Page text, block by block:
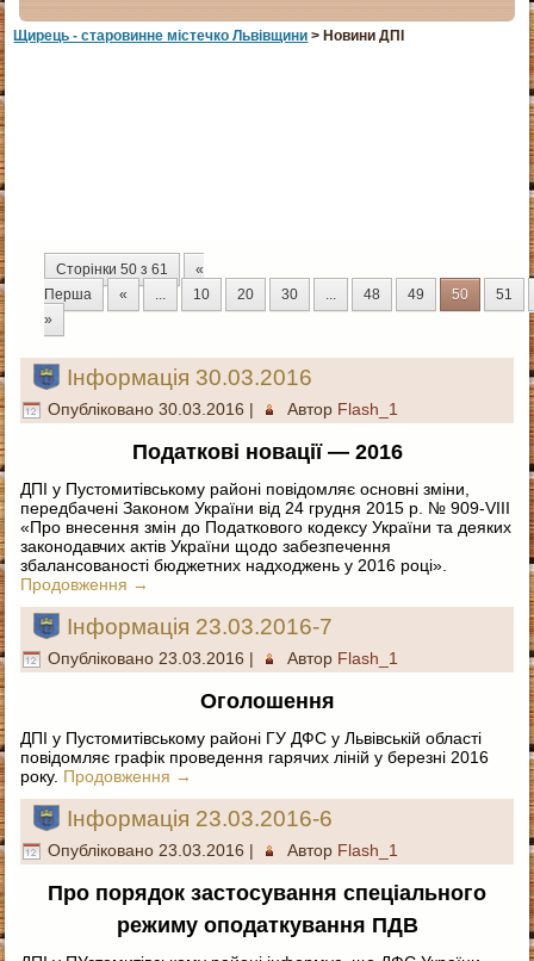
Щирець - старовинне мiстечко Львiвщини > Новини ДПІ
Сторінки 50 з 61
«
Перша
« 10 20 30 48 49 50
51
»
Інформація 30.03.2016
Опубліковано 30.03.2016 | Автор Flash_1
Податкові новації — 2016
ДПІ у Пустомитівському районі повідомляє основні зміни,
передбачені Законом України від 24 грудня 2015 р. № 909-VIII
«Про внесення змін до Податкового кодексу України та деяких
законодавчих актів України щодо забезпечення
збалансованості бюджетних надходжень у 2016 році».
Продовження →
Інформація 23.03.2016-7
Опубліковано 23.03.2016 | Автор Flash_1
Оголошення
ДПІ у Пустомитівському районі ГУ ДФС у Львівській області
повідомляє графік проведення гарячих ліній у березні 2016
року. Продовження →
Інформація 23.03.2016-6
Опубліковано 23.03.2016 | Автор Flash_1
Про порядок застосування спеціального
режиму оподаткування ПДВ